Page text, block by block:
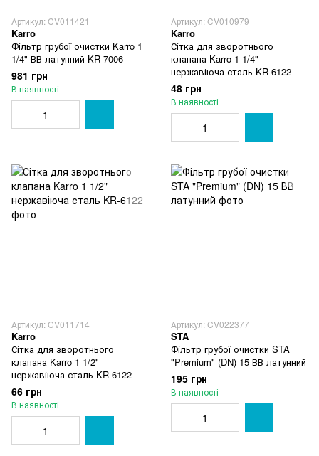
Артикул: CV011421
Karro
Фільтр грубої очистки Karro 1
1/4" ВВ латунний KR-7006
981 грн
В наявності
Артикул: CV010979
Karro
Сітка для зворотнього
клапана Karro 1 1/4"
нержавіюча сталь KR-6122
48 грн
В наявності
Артикул: CV011714
Karro
Сітка для зворотнього
клапана Karro 1 1/2"
нержавіюча сталь KR-6122
66 грн
В наявності
Артикул: CV022377
STA
Фільтр грубої очистки STA
"Premium" (DN) 15 ВВ латунний
195 грн
В наявності